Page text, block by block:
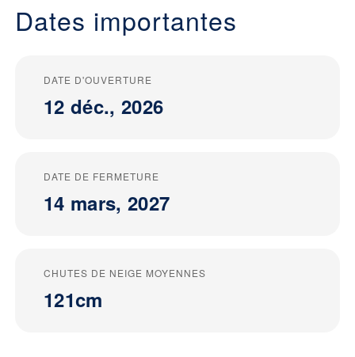
Dates importantes
DATE D'OUVERTURE
12 déc., 2026
DATE DE FERMETURE
14 mars, 2027
CHUTES DE NEIGE MOYENNES
121cm